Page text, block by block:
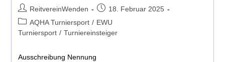
Beitrags-
Autor:
ReitvereinWenden
Beitrag
veröffentlicht:
18. Februar 2025
Beitrags-
Kategorie:
AQHA Turniersport / EWU
Turniersport / Turniereinsteiger
Ausschreibung Nennung